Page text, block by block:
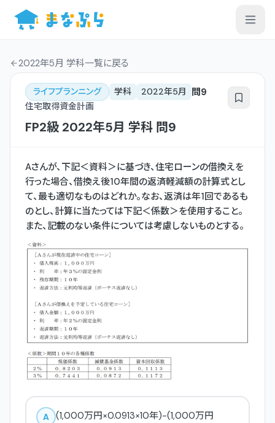
2022年5月 学科一覧に戻る
ライフプランニング 学科 2022年5月 問9
住宅取得資金計画
FP2級 2022年5月 学科 問9
Aさんが、下記＜資料＞に基づき、住宅ローンの借換えを
行った場合、借換え後10年間の返済軽減額の計算式とし
て、最も適切なものはどれか。なお、返済は年1回であるも
のとし、計算に当たっては下記＜係数＞を使用すること。
また、記載のない条件については考慮しないものとする。
A
(1,000万円×0.0913×10年)-(1,000万円